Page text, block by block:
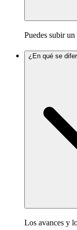
Puedes subir
¿En qué se
Los avances y